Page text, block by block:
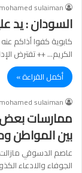
mohamed sulaiman
السودان : يد
كابوية كفوا أذاكم
الكريم… ++ تفترض
أكمل القراءة »
mohamed sulaiman
ممارسات بعض
بين المواطن
عاصم الدسوقي
الجوفاء والادعاء